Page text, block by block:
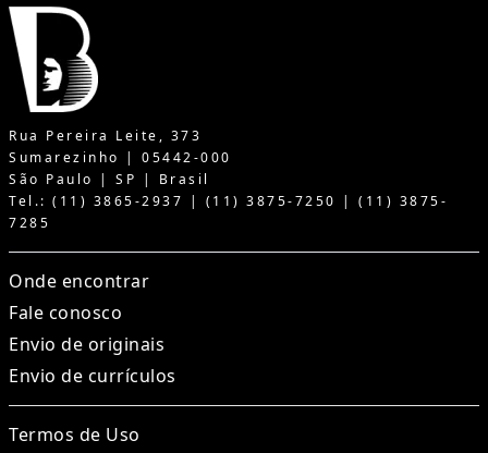
Rua Pereira Leite, 373
Sumarezinho | 05442-000
São Paulo | SP | Brasil
Tel.: (11) 3865-2937 | (11) 3875-7250 | (11) 3875-
7285
Onde encontrar
Fale conosco
Envio de originais
Envio de currículos
Termos de Uso